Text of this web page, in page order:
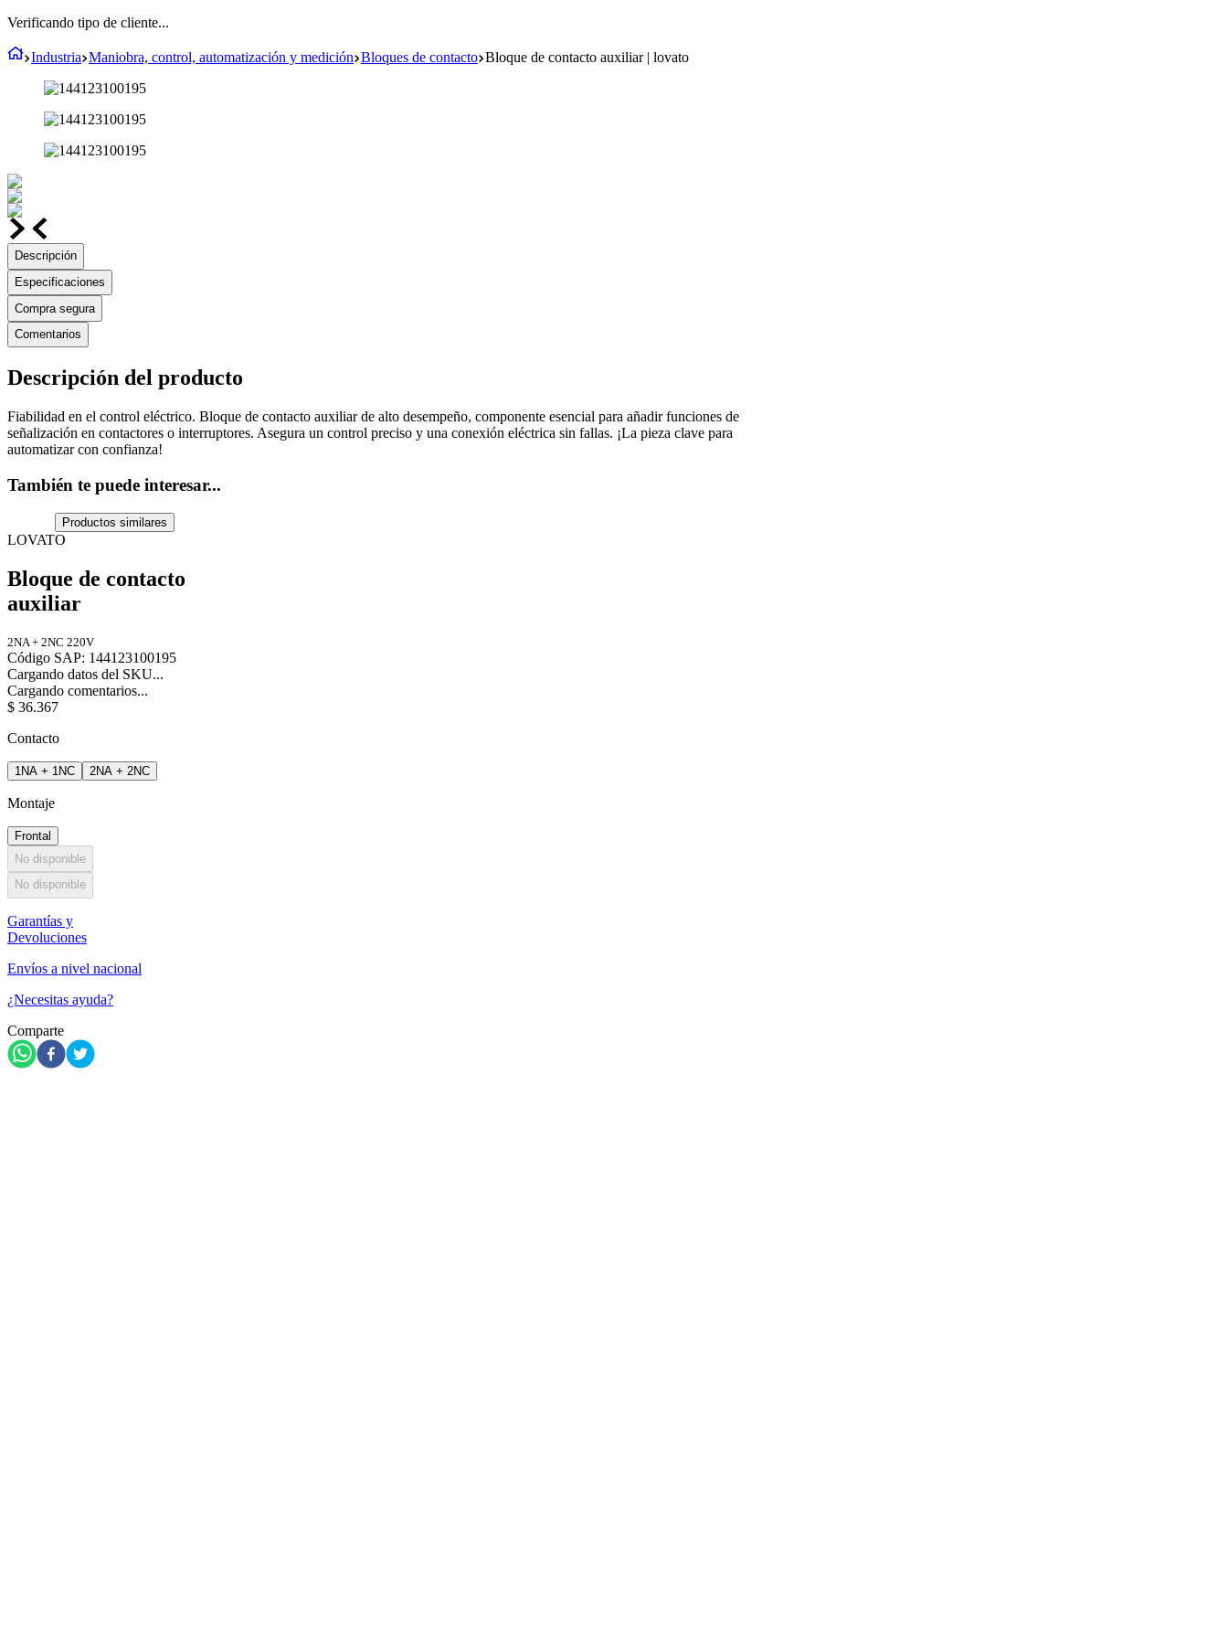
Verificando tipo de cliente...
Industria Maniobra, control, automatización y medición Bloques de contacto Bloque de contacto auxiliar | lovato
Descripción
Especificaciones
Compra segura
Comentarios
Descripción del producto
Fiabilidad en el control eléctrico. Bloque de contacto auxiliar de alto desempeño, componente esencial para añadir funciones de
señalización en contactores o interruptores. Asegura un control preciso y una conexión eléctrica sin fallas. ¡La pieza clave para
automatizar con confianza!
También te puede interesar...
Productos similares
LOVATO
Bloque de contacto
auxiliar
2NA + 2NC 220V
Código SAP: 144123100195
Cargando datos del SKU...
Cargando comentarios...
$ 36.367
Contacto
1NA + 1NC 2NA + 2NC
Montaje
Frontal
No disponible
No disponible
Garantías y
Devoluciones
Envíos a nivel nacional
¿Necesitas ayuda?
Comparte